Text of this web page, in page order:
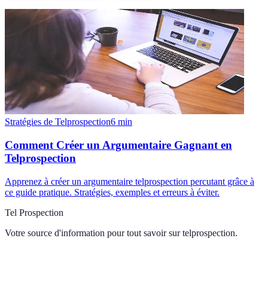
Stratégies de Telprospection6 min
Comment Créer un Argumentaire Gagnant en
Telprospection
Apprenez à créer un argumentaire telprospection percutant grâce à
ce guide pratique. Stratégies, exemples et erreurs à éviter.
Tel Prospection
Votre source d'information pour tout savoir sur telprospection.